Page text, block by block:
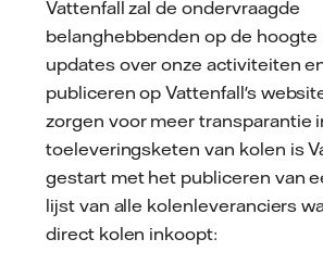
Vattenfall zal de ondervraagde
belanghebbenden op de
updates over onze activiteiten
publiceren op Vattenfall's
zorgen voor meer transparantie
toeleveringsketen van kolen is
gestart met het publiceren van
lijst van alle kolenleveranciers
direct kolen inkoopt: